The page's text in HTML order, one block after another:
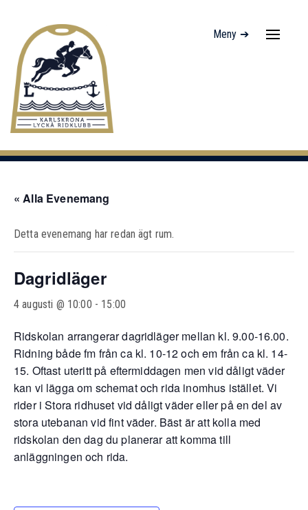
Meny ➔
« Alla Evenemang
Detta evenemang har redan ägt rum.
Dagridläger
4 augusti @ 10:00 - 15:00
Ridskolan arrangerar dagridläger mellan kl. 9.00-16.00.
Ridning både fm från ca kl. 10-12 och em från ca kl. 14-
15. Oftast uteritt på eftermiddagen men vid dåligt väder
kan vi lägga om schemat och rida inomhus istället. Vi
rider i Stora ridhuset vid dåligt väder eller på en del av
stora utebanan vid fint väder. Bäst är att kolla med
ridskolan den dag du planerar att komma till
anläggningen och rida.